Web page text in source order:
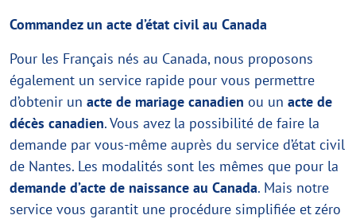
Commandez un acte d’état civil au Canada
Pour les Français nés au Canada, nous proposons
également un service rapide pour vous permettre
d’obtenir un acte de mariage canadien ou un acte de
décès canadien. Vous avez la possibilité de faire la
demande par vous-même auprès du service d’état civil
de Nantes. Les modalités sont les mêmes que pour la
demande d’acte de naissance au Canada. Mais notre
service vous garantit une procédure simplifiée et zéro